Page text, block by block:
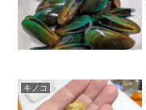
キノコ